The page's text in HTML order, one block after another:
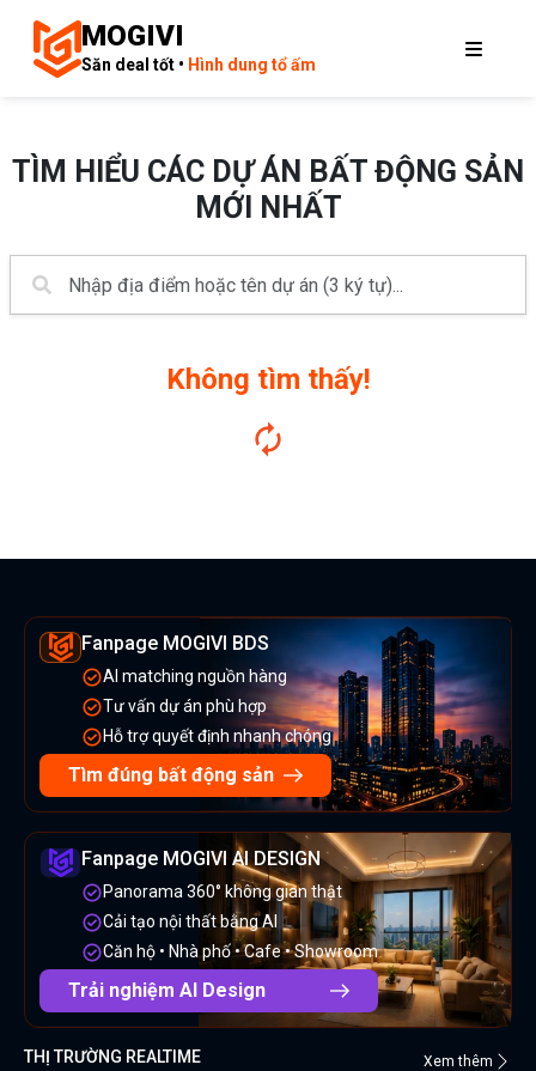
MOGIVI
Săn deal tốt • Hình dung tổ ấm
TÌM HIỂU CÁC DỰ ÁN BẤT ĐỘNG SẢN
MỚI NHẤT
Không tìm thấy!
Fanpage MOGIVI BDS
AI matching nguồn hàng
Tư vấn dự án phù hợp
Hỗ trợ quyết định nhanh chóng
Tìm đúng bất động sản
Fanpage MOGIVI AI DESIGN
Panorama 360° không gian thật
Cải tạo nội thất bằng AI
Căn hộ • Nhà phố • Cafe • Showroom
Trải nghiệm AI Design
THỊ TRƯỜNG REALTIME Xem thêm